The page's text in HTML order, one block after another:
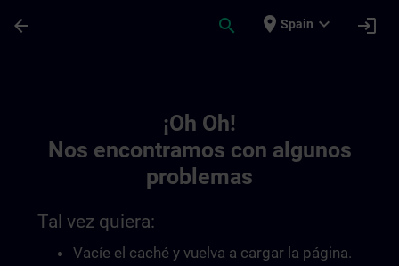
arrow_back search place Spain expand_more login
¡Oh Oh!
Nos encontramos con algunos
problemas
Tal vez quiera:
Vacíe el caché y vuelva a cargar la página.